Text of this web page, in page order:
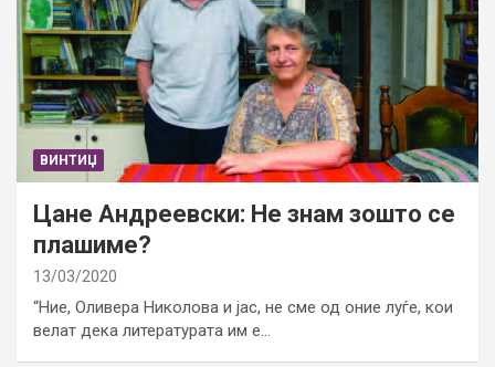
ВИНТИЏ
Цане Андреевски: Не знам зошто се
плашиме?
13/03/2020
“Ние, Оливера Николова и јас, не сме од оние луѓе, кои
велат дека литературата им е…